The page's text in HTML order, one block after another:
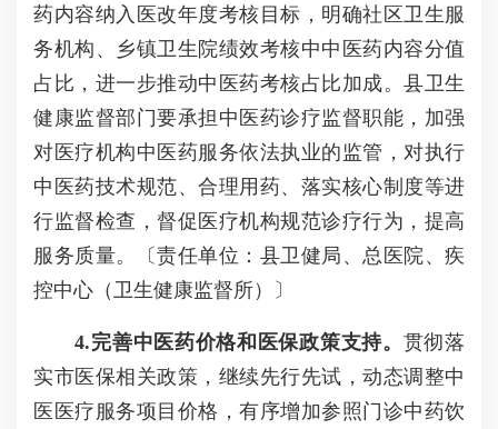
药内容纳入医改年度考核目标，明确社区卫生服
务机构、乡镇卫生院绩效考核中中医药内容分值
占比，进一步推动中医药考核占比加成。县卫生
健康监督部门要承担中医药诊疗监督职能，加强
对医疗机构中医药服务依法执业的监管，对执行
中医药技术规范、合理用药、落实核心制度等进
行监督检查，督促医疗机构规范诊疗行为，提高
服务质量。〔责任单位：县卫健局、总医院、疾
控中心（卫生健康监督所）〕
4.完善中医药价格和医保政策支持。 贯彻落
实市医保相关政策，继续先行先试，动态调整中
医医疗服务项目价格，有序增加参照门诊中药饮